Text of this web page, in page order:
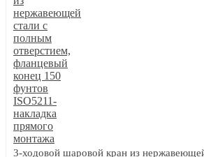
3-ходовой шаровой кран из